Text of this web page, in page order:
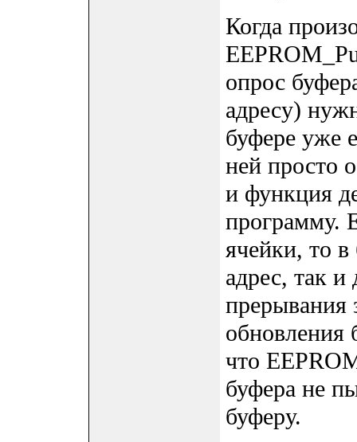
Когда
опрос
адресу)
буфере уже
ней просто
и функция
программу.
ячейки, то
адрес, так
прерывания
обновления
что
буфера не
буферу.